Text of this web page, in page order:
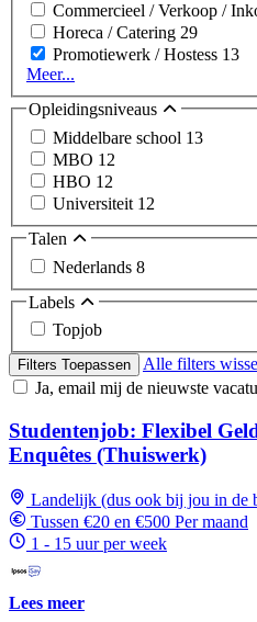
Commercieel / Verkoop /
Horeca / Catering 29
Promotiewerk / Hostess 13
Meer...
Opleidingsniveaus
Middelbare school 13
MBO 12
HBO 12
Universiteit 12
Talen
Nederlands 8
Labels
Topjob
Filters Toepassen
Alle filters
Ja, email mij de nieuwste
Studentenjob: Flexibel
Enquêtes (Thuiswerk)
Landelijk (dus ook bij jou in de
Tussen €20 en €500 Per maand
1 - 15 uur per week
Lees meer